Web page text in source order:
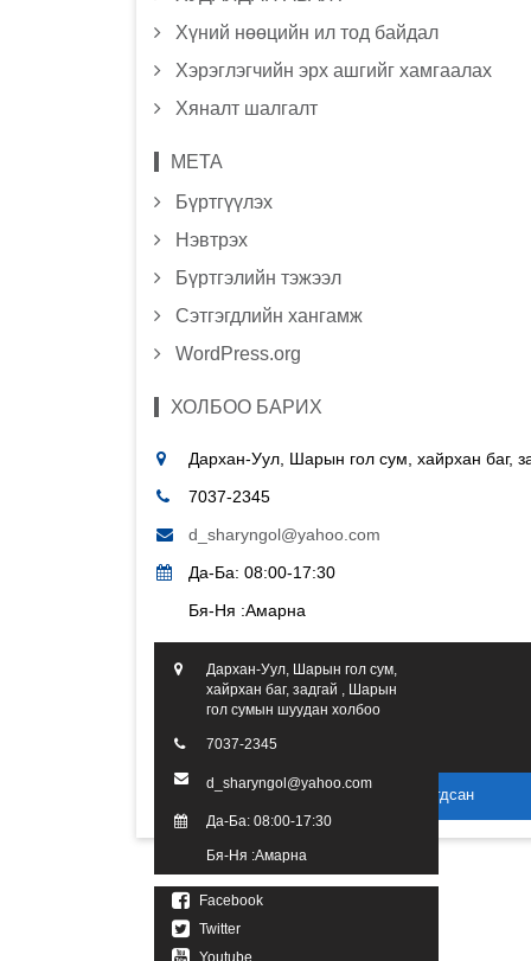
Хүний нөөцийн ил тод байдал
Хэрэглэгчийн эрх ашгийг хамгаалах
Хяналт шалгалт
МЕТА
Бүртгүүлэх
Нэвтрэх
Бүртгэлийн тэжээл
Сэтгэгдлийн хангамж
WordPress.org
ХОЛБОО БАРИХ
Дархан-Уул, Шарын гол сум, хайрхан баг,
7037-2345
d_sharyngol@yahoo.com
Да-Ба: 08:00-17:30
Бя-Ня :Амарна
Дархан-Уул, Шарын гол сум,
хайрхан баг, задгай , Шарын
гол сумын шуудан холбоо
7037-2345
d_sharyngol@yahoo.com
Да-Ба: 08:00-17:30
Бя-Ня :Амарна
Facebook
Twitter
Youtube
2016 он. Бүх эрх хуулиар хамгаалагдсан